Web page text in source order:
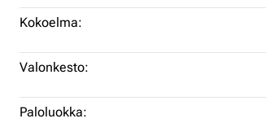
Kokoelma:
Valonkesto:
Paloluokka: